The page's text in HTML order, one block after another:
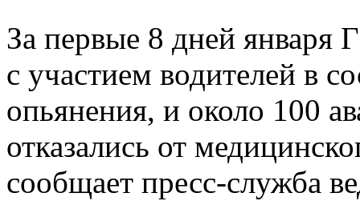
За первые 8 дней
с участием водителей в
опьянения, и около 100
отказались от
сообщает пресс-служба